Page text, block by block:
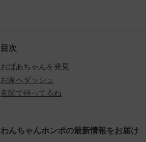
目次
おばあちゃんを発見
お家へダッシュ
玄関で待ってるね
わんちゃんホンポの最新情報をお届け